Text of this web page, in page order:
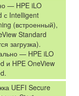
— HPE iLO
с Intelligent
(встроенный),
Standard
загрузка).
— HPE iLO
и HPE OneView
UEFI Secure